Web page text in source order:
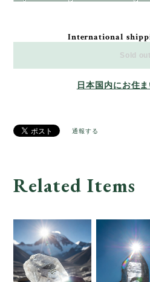
International
Sold out
日本国内にお住
通報する
Related Items